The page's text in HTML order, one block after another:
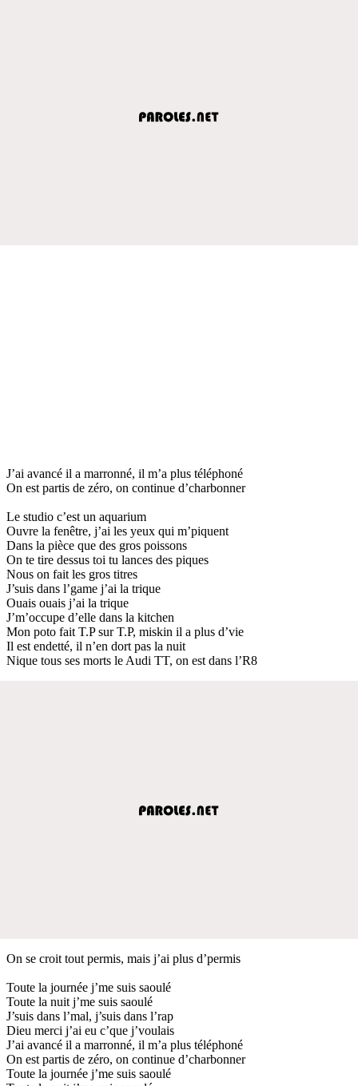
J’ai avancé il a marronné, il m’a plus téléphoné
On est partis de zéro, on continue d’charbonner
Le studio c’est un aquarium
Ouvre la fenêtre, j’ai les yeux qui m’piquent
Dans la pièce que des gros poissons
On te tire dessus toi tu lances des piques
Nous on fait les gros titres
J’suis dans l’game j’ai la trique
Ouais ouais j’ai la trique
J’m’occupe d’elle dans la kitchen
Mon poto fait T.P sur T.P, miskin il a plus d’vie
Il est endetté, il n’en dort pas la nuit
Nique tous ses morts le Audi TT, on est dans l’R8
On se croit tout permis, mais j’ai plus d’permis
Toute la journée j’me suis saoulé
Toute la nuit j’me suis saoulé
J’suis dans l’mal, j’suis dans l’rap
Dieu merci j’ai eu c’que j’voulais
J’ai avancé il a marronné, il m’a plus téléphoné
On est partis de zéro, on continue d’charbonner
Toute la journée j’me suis saoulé